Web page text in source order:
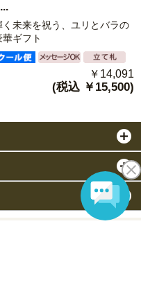
く未来を祝う、ユリとバラの
華ギフト
￥14,091
(税込 ￥15,500)